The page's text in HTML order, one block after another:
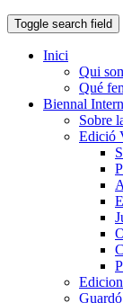
Toggle search field
Inici
Qui
Qué
Biennal
Sobre
Edició